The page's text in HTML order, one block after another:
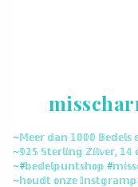
~𝕄𝕖𝕖𝕣 𝕕𝕒𝕟 𝟙𝟘𝟘𝟘 𝔹𝕖𝕕𝕖𝕝𝕤
~𝟡𝟚𝟝 𝕊𝕥𝕖𝕣𝕝𝕚𝕟𝕘 ℤ𝕚𝕝𝕧𝕖𝕣,
~#𝕓𝕖𝕕𝕖𝕝𝕡𝕦𝕟𝕥𝕤𝕙𝕠𝕡
~𝕙𝕠𝕦𝕕𝕥 𝕠𝕟𝕫𝕖